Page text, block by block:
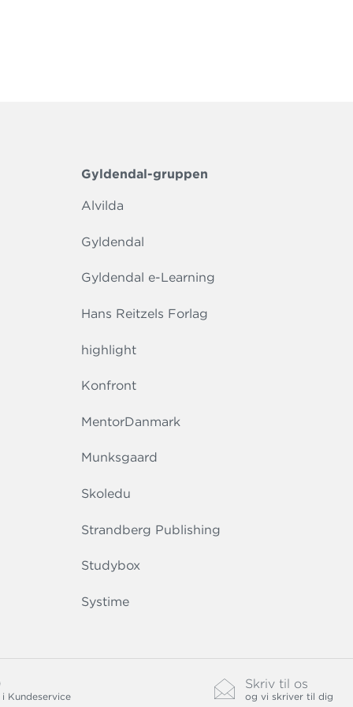
Gyldendal-gruppen
Alvilda
Gyldendal
Gyldendal e-Learning
Hans Reitzels Forlag
highlight
Konfront
MentorDanmark
Munksgaard
Skoledu
Strandberg Publishing
Studybox
Systime
Kundeservice
Skriv til os
og vi skriver til dig